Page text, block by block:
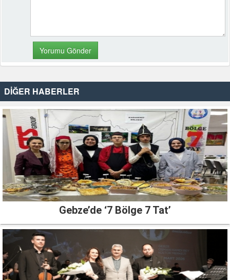
DİĞER HABERLER
Gebze’de ‘7 Bölge 7 Tat’